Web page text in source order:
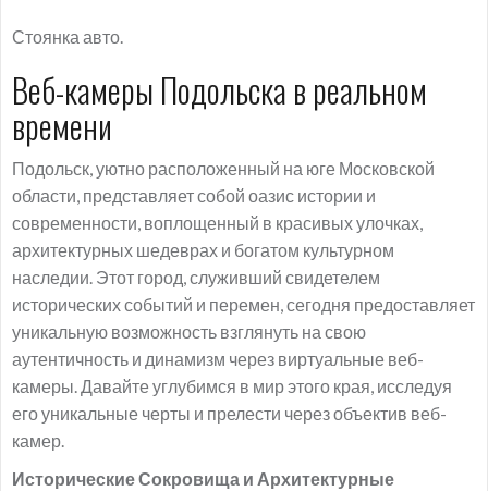
Стоянка авто.
Веб-камеры Подольска в реальном
времени
Подольск, уютно расположенный на юге Московской
области, представляет собой оазис истории и
современности, воплощенный в красивых улочках,
архитектурных шедеврах и богатом культурном
наследии. Этот город, служивший свидетелем
исторических событий и перемен, сегодня предоставляет
уникальную возможность взглянуть на свою
аутентичность и динамизм через виртуальные веб-
камеры. Давайте углубимся в мир этого края, исследуя
его уникальные черты и прелести через объектив веб-
камер.
Исторические Сокровища и Архитектурные